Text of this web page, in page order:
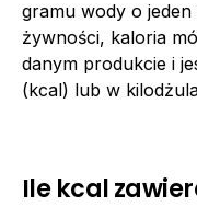
gramu wody o
żywności, kaloria
danym produkcie i
(kcal) lub w
Ile kcal